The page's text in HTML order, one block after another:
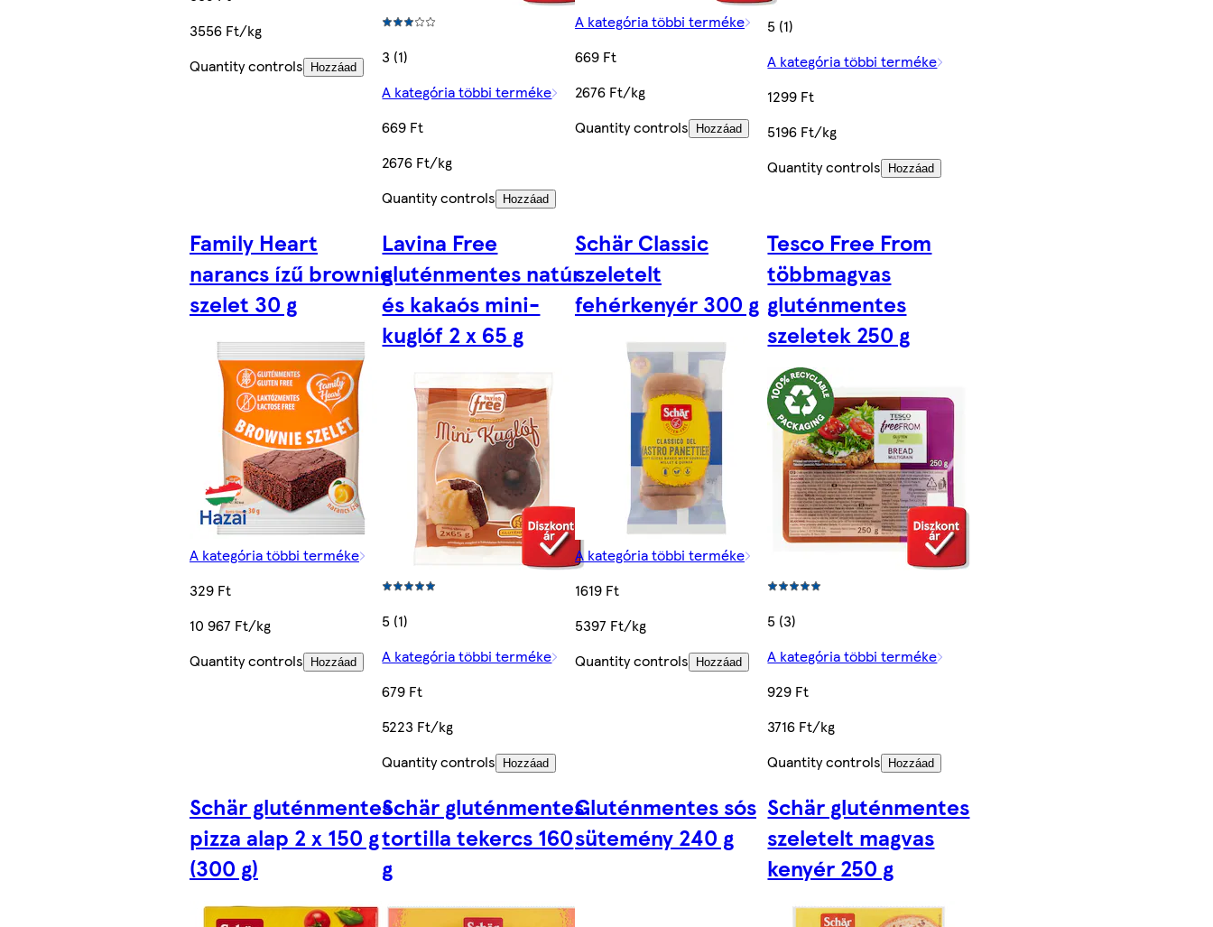
3556 Ft/kg
Quantity controls
Hozzáad
3 (1)
A kategória többi terméke
669 Ft
2676 Ft/kg
Quantity controls
Hozzáad
A kategória többi terméke
669 Ft
2676 Ft/kg
Quantity controls
Hozzáad
5 (1)
A kategória többi terméke
1299 Ft
5196 Ft/kg
Quantity controls
Hozzáad
Family Heart
narancs ízű brownie
szelet 30 g
A kategória többi terméke
329 Ft
10 967 Ft/kg
Quantity controls
Hozzáad
Lavina Free
gluténmentes natúr
és kakaós mini-
kuglóf 2 x 65 g
5 (1)
A kategória többi terméke
679 Ft
5223 Ft/kg
Quantity controls
Hozzáad
Schär Classic
szeletelt
fehérkenyér 300 g
A kategória többi terméke
1619 Ft
5397 Ft/kg
Quantity controls
Hozzáad
Tesco Free From
többmagvas
gluténmentes
szeletek 250 g
5 (3)
A kategória többi terméke
929 Ft
3716 Ft/kg
Quantity controls
Hozzáad
Schär gluténmentes
pizza alap 2 x 150 g
(300 g)
Schär gluténmentes
tortilla tekercs 160
g
Gluténmentes sós
sütemény 240 g
Schär gluténmentes
szeletelt magvas
kenyér 250 g